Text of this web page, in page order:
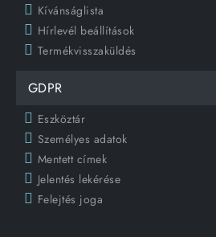
Kívánságlista
Hírlevél beállítások
Termékvisszaküldés
GDPR
Eszköztár
Személyes adatok
Mentett címek
Jelentés lekérése
Felejtés joga